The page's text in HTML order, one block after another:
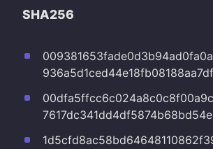
SHA256
936a5d1ced44e18fb08188aa7df
7617dc341dd4df5874b68bd54e